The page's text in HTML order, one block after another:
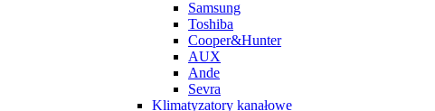
Samsung
Toshiba
Cooper&Hunter
AUX
Ande
Sevra
Klimatyzatory kanałowe